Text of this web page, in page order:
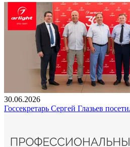
30.06.2026
Госсекретарь Сергей Глазьев